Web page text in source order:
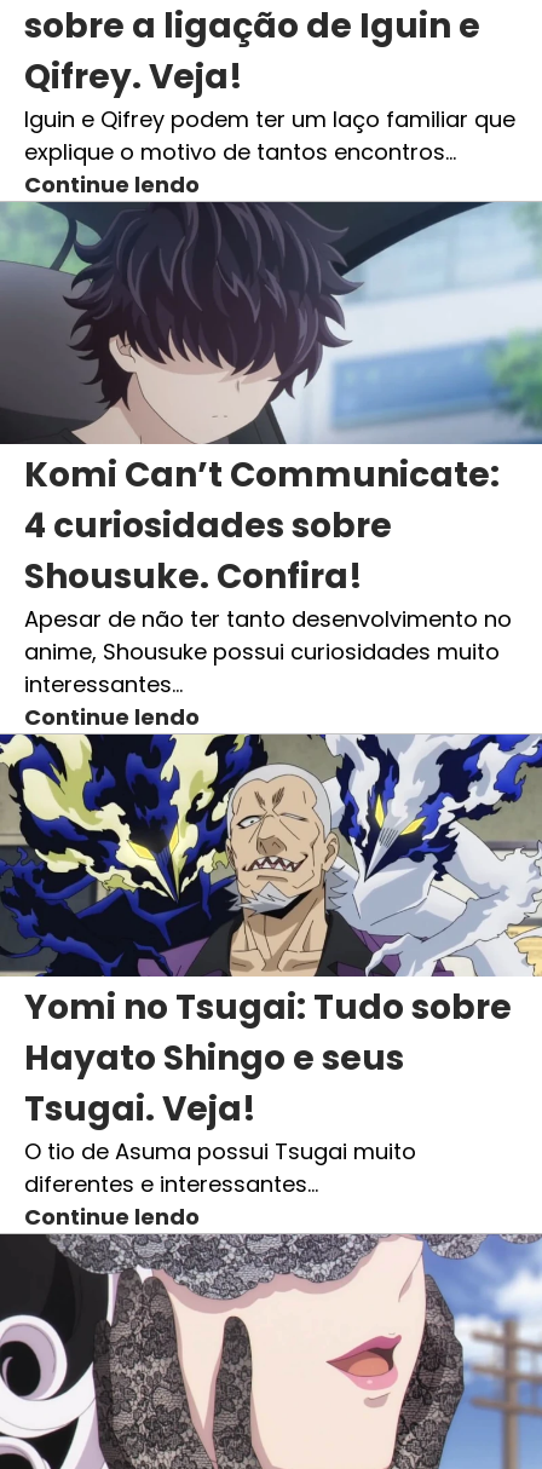
sobre a ligação de Iguin e
Qifrey. Veja!
Iguin e Qifrey podem ter um laço familiar que
explique o motivo de tantos encontros…
Continue lendo
Komi Can’t Communicate:
4 curiosidades sobre
Shousuke. Confira!
Apesar de não ter tanto desenvolvimento no
anime, Shousuke possui curiosidades muito
interessantes…
Continue lendo
Yomi no Tsugai: Tudo sobre
Hayato Shingo e seus
Tsugai. Veja!
O tio de Asuma possui Tsugai muito
diferentes e interessantes…
Continue lendo